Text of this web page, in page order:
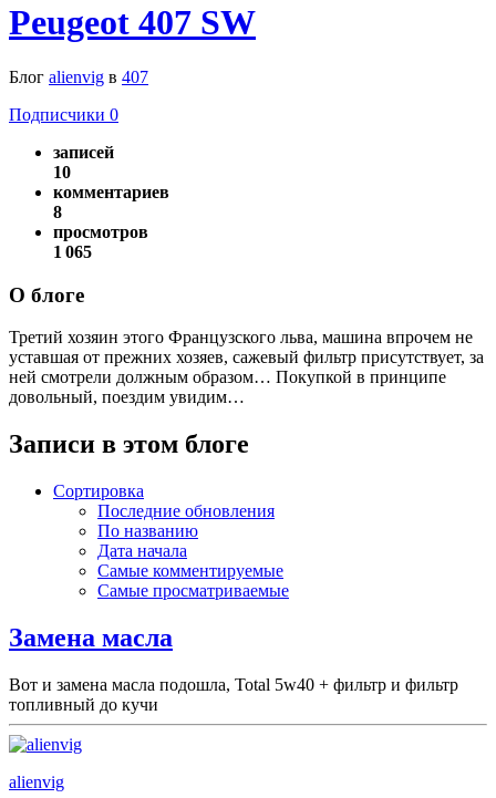
Peugeot 407 SW
Блог alienvig в 407
Подписчики 0
записей
10
комментариев
8
просмотров
1 065
О блоге
Третий хозяин этого Французского льва, машина впрочем не
уставшая от прежних хозяев, сажевый фильтр присутствует, за
ней смотрели должным образом… Покупкой в принципе
довольный, поездим увидим…
Записи в этом блоге
Сортировка
Последние обновления
По названию
Дата начала
Самые комментируемые
Самые просматриваемые
Замена масла
Вот и замена масла подошла, Total 5w40 + фильтр и фильтр
топливный до кучи
alienvig